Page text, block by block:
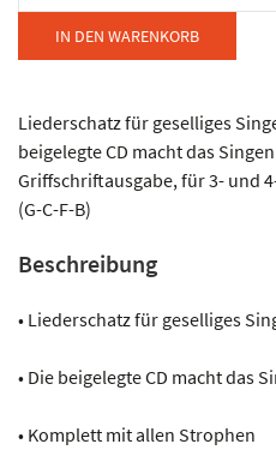
Pauli
Bunte
1
Menge
IN DEN WARENKORB
Liederschatz für geselliges
beigelegte CD macht das
Griffschriftausgabe, für 3- und
(G-C-F-B)
Beschreibung
• Liederschatz für geselliges
• Die beigelegte CD macht das
• Komplett mit allen Strophen